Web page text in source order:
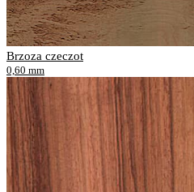
Brzoza czeczot
0,60 mm